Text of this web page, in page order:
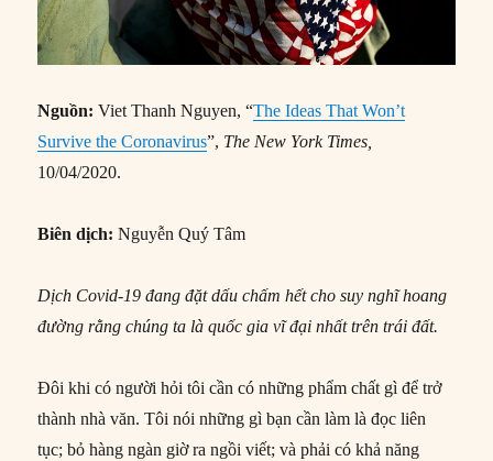
Nguồn: Viet Thanh Nguyen, “The Ideas That Won’t
Survive the Coronavirus”, The New York Times,
10/04/2020.
Biên dịch:Nguyễn Quý Tâm
Dịch Covid-19 đang đặt dấu chấm hết cho suy nghĩ hoang
đường rằng chúng ta là quốc gia vĩ đại nhất trên trái đất.
Đôi khi có người hỏi tôi cần có những phẩm chất gì để trở
thành nhà văn. Tôi nói những gì bạn cần làm là đọc liên
tục; bỏ hàng ngàn giờ ra ngồi viết; và phải có khả năng